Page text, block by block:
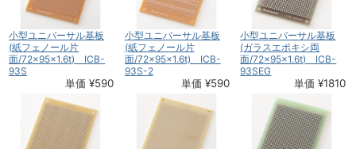
小型ユニバーサル基板
(紙フェノール片
面/72×95×1.6t) ICB-
93S
単価 ¥590
小型ユニバーサル基板
(紙フェノール片
面/72×95×1.6t) ICB-
93S-2
単価 ¥590
小型ユニバーサル基板
(ガラスエポキシ両
面/72×95×1.6t) ICB-
93SEG
単価 ¥1810